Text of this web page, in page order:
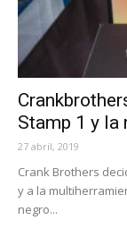
Stamp 1 y la
27 abril, 2019
Crank Brothers
y a la
negro...